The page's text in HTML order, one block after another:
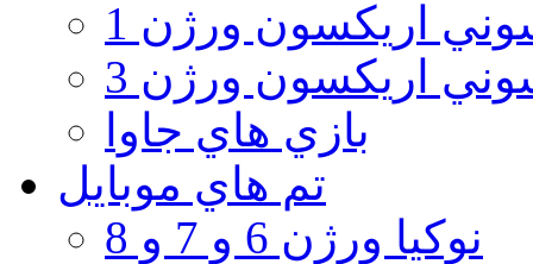
اريكسون ورژن 1
اريكسون ورژن 3
بازي هاي جاوا
تم هاي موبايل
نوكيا ورژن 6 و 7 و 8